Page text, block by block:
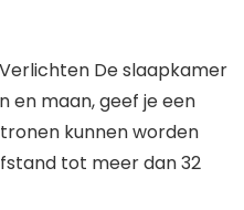
De slaapkamer
en maan, geef je een
kunnen worden
tot meer dan 32